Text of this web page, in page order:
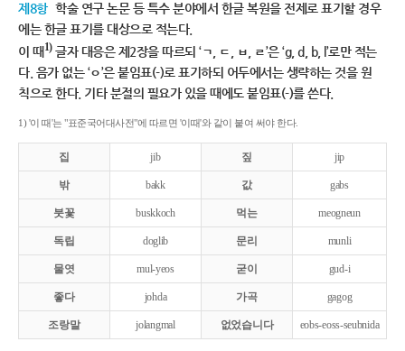
제8항 학술 연구 논문 등 특수 분야에서 한글 복원을 전제로 표기할 경우
에는 한글 표기를 대상으로 적는다.
이 때1)글자 대응은 제2장을 따르되 ‘ㄱ, ㄷ, ㅂ, ㄹ’은 ‘g, d, b, l’로만 적는
다. 음가 없는 ‘ㅇ’은 붙임표(-)로 표기하되 어두에서는 생략하는 것을 원
칙으로 한다. 기타 분절의 필요가 있을 때에도 붙임표(-)를 쓴다.
1) '이 때'는 "표준국어대사전"에 따르면 '이때'와 같이 붙여 써야 한다.
집 jib 짚 jip
밖 bakk 값 gabs
붓꽃 buskkoch 먹는 meogneun
독립 doglib 문리 munli
물엿 mul-yeos 굳이 gud-i
좋다 johda 가곡 gagog
조랑말 jolangmal 없었습니다 eobs-eoss-seubnida